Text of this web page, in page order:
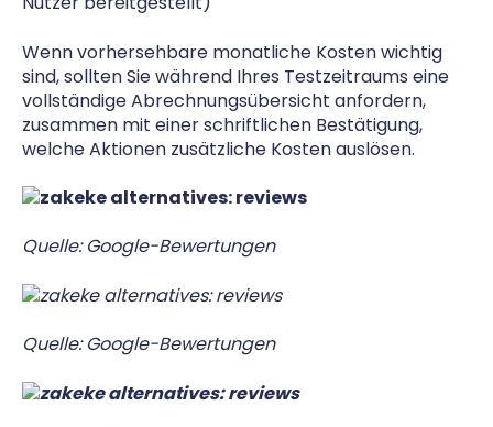
Wenn vorhersehbare monatliche Kosten wichtig
sind, sollten Sie während Ihres Testzeitraums eine
vollständige Abrechnungsübersicht anfordern,
zusammen mit einer schriftlichen Bestätigung,
welche Aktionen zusätzliche Kosten auslösen.
Quelle:Google-Bewertungen
Quelle:Google-Bewertungen